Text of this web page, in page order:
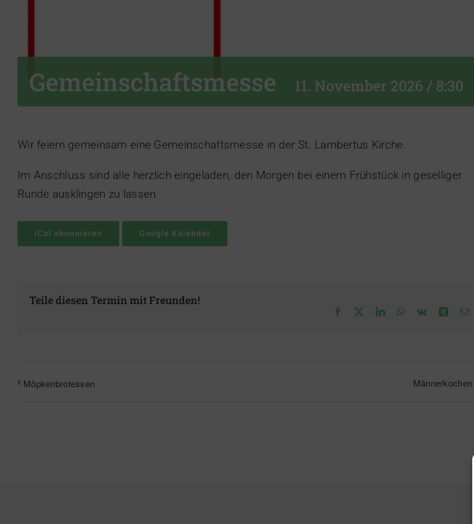
Gemeinschaftsmesse 11. November 2026 / 8:30
Wir feiern gemeinsam eine Gemeinschaftsmesse in der St. Lambertus Kirche.
Im Anschluss sind alle herzlich eingeladen, den Morgen bei einem Frühstück in geselliger
Runde ausklingen zu lassen.
iCal abonnieren Google Kalender
Teile diesen Termin mit Freunden!
Facebook LinkedInWhatsApp
Vk XingE-
Möpkenbrotessen Männerkochen